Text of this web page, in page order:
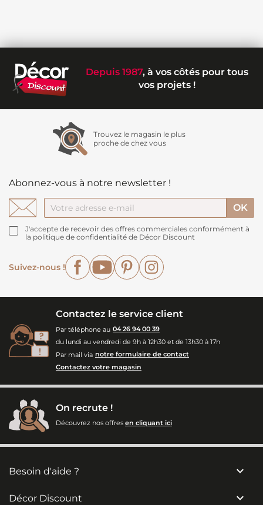
Depuis 1987, à vos côtés pour tous
vos projets !
Trouvez le magasin le plus
proche de chez vous
Abonnez-vous à notre newsletter !
J'accepte de recevoir des offres commerciales conformément à
la politique de confidentialité de Décor Discount
Suivez-nous !
FacebookYouTubePinterest
Contactez le service client
Par téléphone au 04 26 94 00 39
du lundi au vendredi de 9h à 12h30 et de 13h30 à 17h
Par mail via notre formulaire de contact
Contactez votre magasin
On recrute !
Découvrez nos offres en cliquant ici
Besoin d'aide ? 
Décor Discount 